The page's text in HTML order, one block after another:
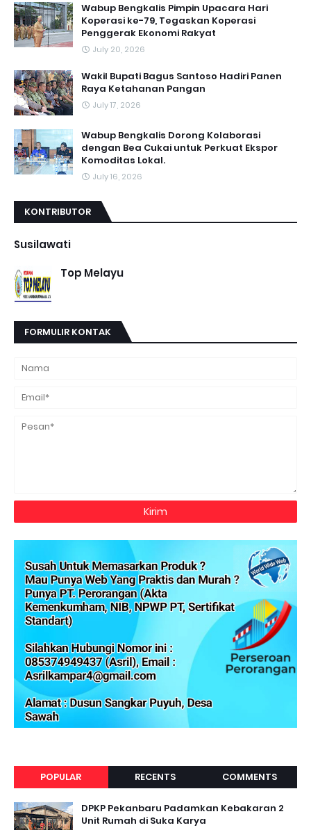
Wabup Bengkalis Pimpin Upacara Hari
Koperasi ke-79, Tegaskan Koperasi
Penggerak Ekonomi Rakyat
July 20, 2026
Wakil Bupati Bagus Santoso Hadiri Panen
Raya Ketahanan Pangan
July 17, 2026
Wabup Bengkalis Dorong Kolaborasi
dengan Bea Cukai untuk Perkuat Ekspor
Komoditas Lokal.
July 16, 2026
KONTRIBUTOR
Susilawati
Top Melayu
FORMULIR KONTAK
POPULAR RECENTS COMMENTS
DPKP Pekanbaru Padamkan Kebakaran 2
Unit Rumah di Suka Karya